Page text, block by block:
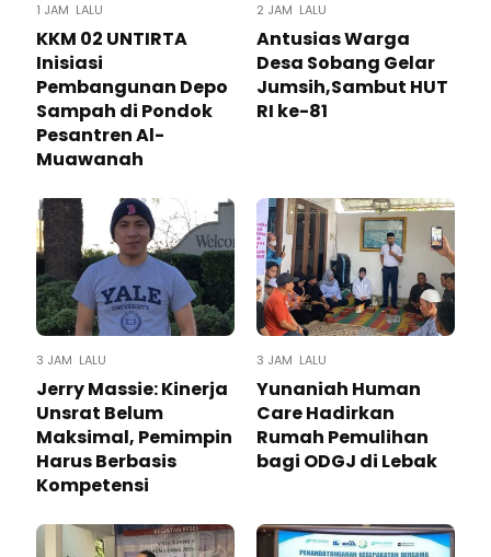
1 JAM LALU
KKM 02 UNTIRTA
Inisiasi
Pembangunan Depo
Sampah di Pondok
Pesantren Al-
Muawanah
2 JAM LALU
Antusias Warga
Desa Sobang Gelar
Jumsih,Sambut HUT
RI ke-81
3 JAM LALU
Jerry Massie: Kinerja
Unsrat Belum
Maksimal, Pemimpin
Harus Berbasis
Kompetensi
3 JAM LALU
Yunaniah Human
Care Hadirkan
Rumah Pemulihan
bagi ODGJ di Lebak